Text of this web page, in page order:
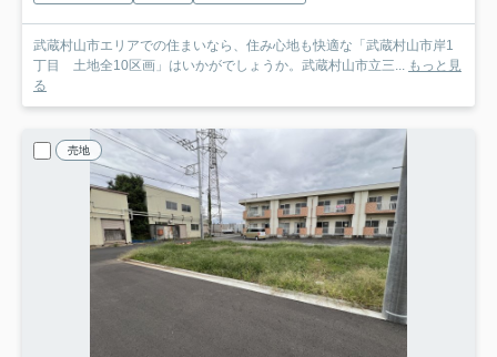
武蔵村山市エリアでの住まいなら、住み心地も快適な「武蔵村山市岸1
丁目 土地全10区画」はいかがでしょうか。武蔵村山市立三... もっと見
る
売地